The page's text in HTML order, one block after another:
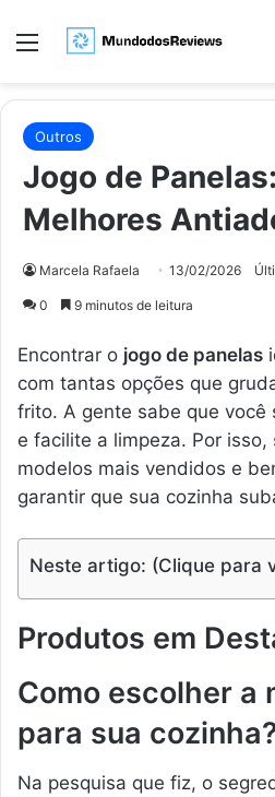
Menu
Outros
Jogo de
Melhores
Marcela Rafaela 13/02/2026
0 9 minutos de leitura
Encontrar o jogo de panelas
com tantas opções que
frito. A gente sabe que você
e facilite a limpeza. Por isso,
modelos mais vendidos e
garantir que sua cozinha
Neste artigo: (Clique para
Produtos em
Como escolher a
para sua
Na pesquisa que fiz, o